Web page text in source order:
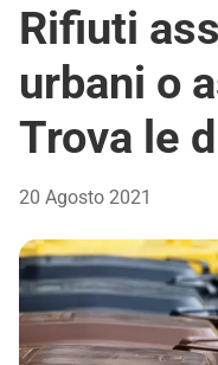
Rifiuti
urbani o
Trova le
20 Agosto 2021